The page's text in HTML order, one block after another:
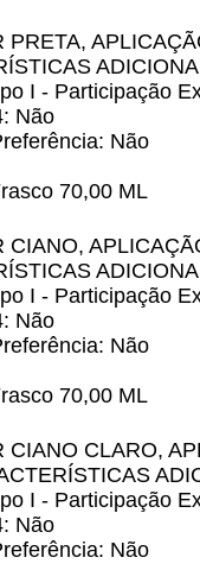
PRETA,
I - Participação
Não
Não
70,00 ML
CIANO,
I - Participação
Não
Não
70,00 ML
CIANO CLARO,
I - Participação
Não
Não